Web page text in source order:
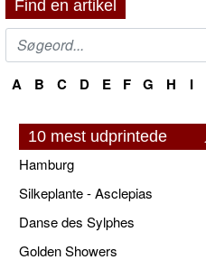
Find en artikel
A B C D E F G H I
10 mest udprintede
Hamburg
Silkeplante - Asclepias
Danse des Sylphes
Golden Showers